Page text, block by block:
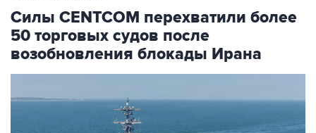
Силы CENTCOM перехватили более
50 торговых судов после
возобновления блокады Ирана